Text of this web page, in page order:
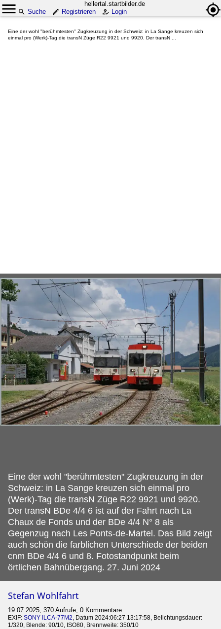
hellertal.startbilder.de
Suche
Registrieren Login
Eine der wohl "berühmtesten" Zugkreuzung in der Schweiz: in La Sange kreuzen sich
einmal pro (Werk)-Tag die transN Züge R22 9921 und 9920. Der transN ...
Eine der wohl "berühmtesten" Zugkreuzung in der
Schweiz: in La Sange kreuzen sich einmal pro
(Werk)-Tag die transN Züge R22 9921 und 9920.
Der transN BDe 4/4 6 ist auf der Fahrt nach La
Chaux de Fonds und der BDe 4/4 N° 8 als
Gegenzug nach Les Ponts-de-Martel. Das Bild zeigt
auch schön die farblichen Unterschiede der beiden
cnm BDe 4/4 6 und 8. Fotostandpunkt beim
örtlichen Bahnübergang. 27. Juni 2024
Stefan Wohlfahrt
19.07.2025, 370 Aufrufe, 0 Kommentare
EXIF: SONY ILCA-77M2, Datum 2024:06:27 13:17:58, Belichtungsdauer:
1/320, Blende: 90/10, ISO80, Brennweite: 350/10